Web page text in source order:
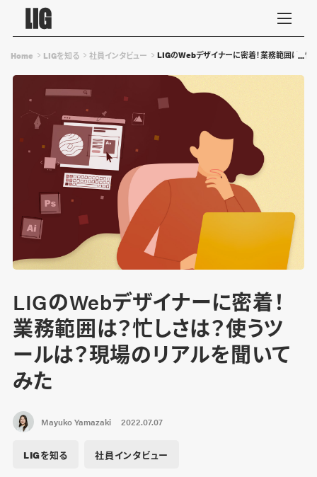
Home LIGを知る 社員インタビュー LIGのWebデザイナーに密着！業務範囲は？忙
LIGのWebデザイナーに密着！
業務範囲は？忙しさは？使うツ
ールは？現場のリアルを聞いて
みた
Mayuko Yamazaki 2022.07.07
LIGを知る 社員インタビュー